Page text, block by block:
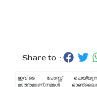
Share to :
ഇവിടെ പോസ്റ്റ്
മാത്രമാണ്,നമ്മൾ